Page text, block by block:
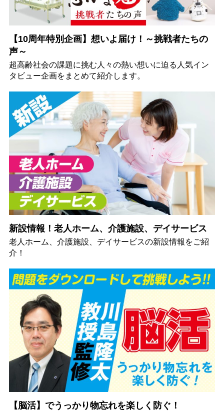
【10周年特別企画】想いよ届け！～挑戦者たちの
声～
超高齢社会の課題に挑む人々の熱い想いに迫る人気イン
タビュー企画をまとめて紹介します。
新設情報！老人ホーム、介護施設、デイサービス
老人ホーム、介護施設、デイサービスの新設情報をご紹
介！
【脳活】でうっかり物忘れを楽しく防ぐ！